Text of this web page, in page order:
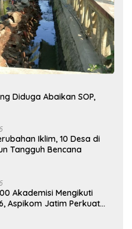
Diduga Abaikan SOP,
Iklim, 10 Desa di
Tangguh Bencana
Akademisi Mengikuti
Aspikom Jatim Perkuat